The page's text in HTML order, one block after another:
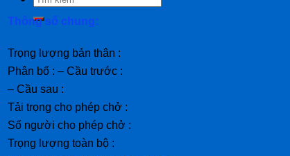
Thông số chung:
Trọng lượng bản thân :
Phân bố : – Cầu trước :
– Cầu sau :
Tải trọng cho phép chở :
Số người cho phép chở :
Trọng lượng toàn bộ :